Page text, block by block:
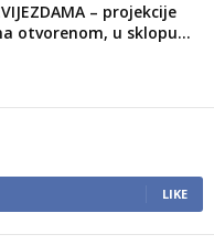
– projekcije
otvorenom, u sklopu...
LIKE